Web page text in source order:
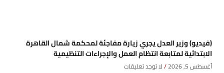
(فيديو) وزير العدل يجري زيارة مفاجئة لمحكمة شمال القاهرة
الابتدائية لمتابعة انتظام العمل والإجراءات التنظيمية
أغسطس 5, 2026 لا توجد تعليقات